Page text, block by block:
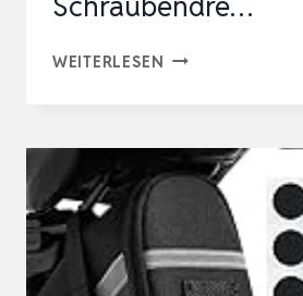
WEITERLESEN UHRENWERKZEUG
UHREN
REPARATUR
UHRENDECKEL
ÖFFNER